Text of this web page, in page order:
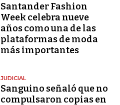
Santander Fashion
Week celebra nueve
años como una de las
plataformas de moda
más importantes
JUDICIAL
Sanguino señaló que no
compulsaron copias en